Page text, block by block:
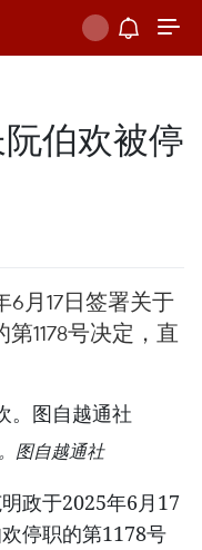
伯欢被停
6月17日签署关于
1178号决定，直
图自越通社
政于2025年6月17
停职的第1178号